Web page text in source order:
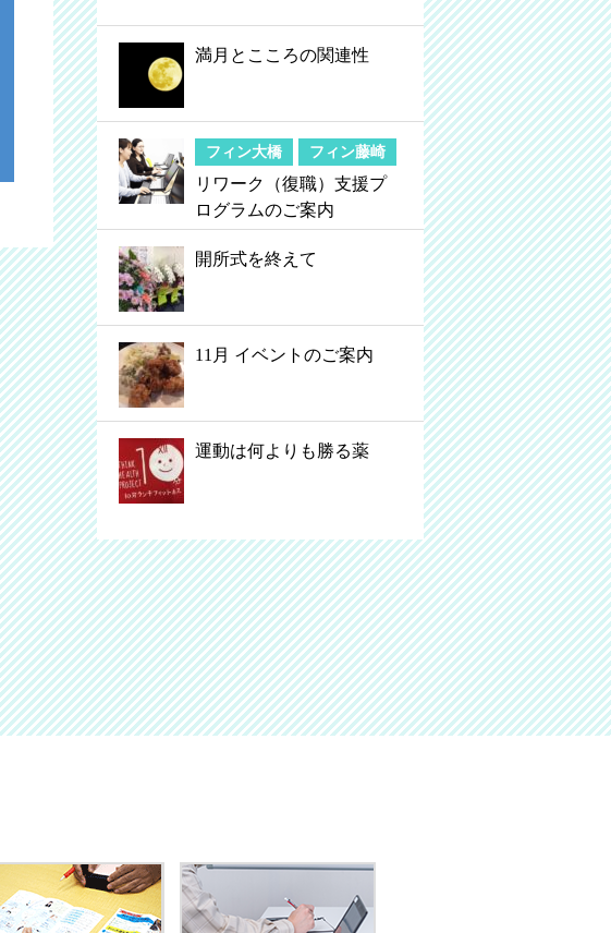
満月とこころの関連性
フィン大橋 フィン藤崎
リワーク（復職）支援プ
ログラムのご案内
開所式を終えて
11月 イベントのご案内
運動は何よりも勝る薬